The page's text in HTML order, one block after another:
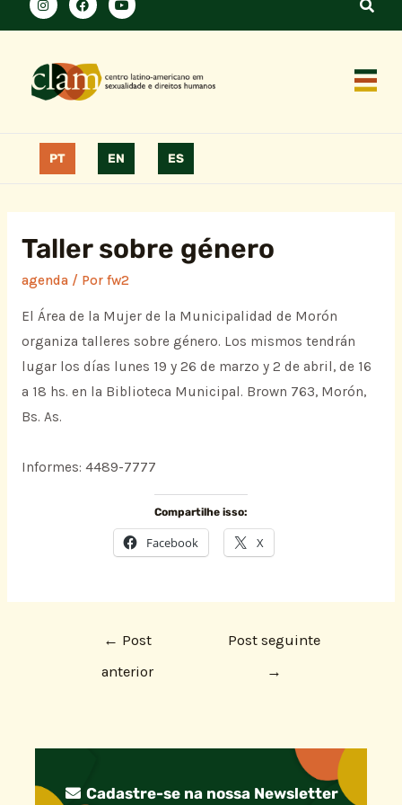
PT EN ES
Taller sobre género
agenda/ Por fw2
El Área de la Mujer de la Municipalidad de Morón
organiza talleres sobre género. Los mismos tendrán
lugar los días lunes 19 y 26 de marzo y 2 de abril, de 16
a 18 hs. en la Biblioteca Municipal. Brown 763, Morón,
Bs. As.
Informes: 4489-7777
Compartilhe isso:
Facebook X
← Post
anterior
Post seguinte
→
Cadastre-se na nossa Newsletter